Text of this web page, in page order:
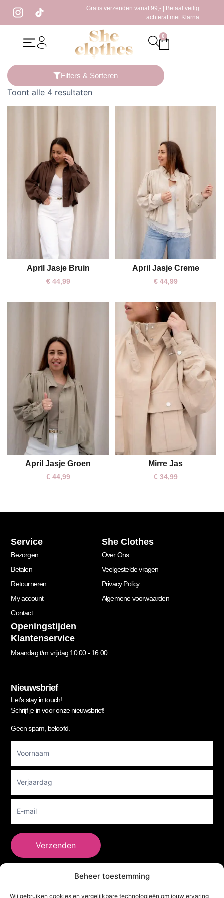
Beheer toestemming
Wij gebruiken cookies en vergelijkbare technologieën om jouw ervaring
Gratis verzenden vanaf 99,- | Betaal veilig
achteraf met Klarna
0
/ Producten getagged “cargo jas”
Filters & Sorteren
Toont alle 4 resultaten
S/M M/L
April Jasje Bruin
€44,99
S/M M/L
April Jasje Creme
€44,99
S/M M/L
April Jasje Groen
€44,99
S/M
Mirre Jas
€34,99
Service
Bezorgen
Betalen
Retourneren
My account
Contact
She Clothes
Over Ons
Veelgestelde vragen
Privacy Policy
Algemene voorwaarden
Openingstijden
Klantenservice
Maandag t/m vrijdag 10.00 - 16.00
Nieuwsbrief
Let’s stay in touch!
Schrijf je in voor onze nieuwsbrief!
Geen spam, beloofd.
Newsletter
Verzenden